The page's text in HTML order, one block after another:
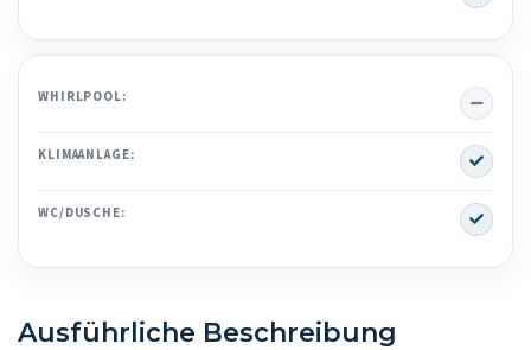
WHIRLPOOL: No
KLIMAANLAGE: Yes
WC/DUSCHE: Yes
Ausführliche Beschreibung